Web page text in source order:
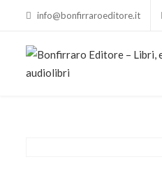
info@bonfirraroeditore.it